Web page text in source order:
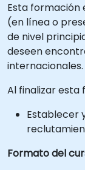
Esta formación
(en línea o
de nivel
deseen
internacionales.
Al finalizar esta
Establecer
Formato del